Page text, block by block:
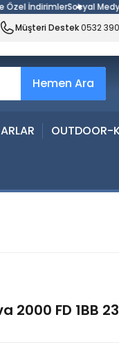
İndirimlerSosyal Medyada
Müşteri Destek0532
Hemen Ara
OUTDOOR-
2000 FD 1BB